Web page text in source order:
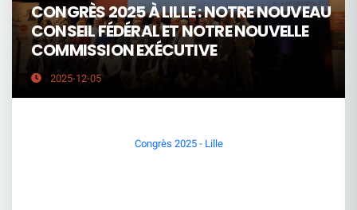
CONGRÈS 2025 À LILLE : NOTRE NOUVEAU
CONSEIL FÉDÉRAL ET NOTRE NOUVELLE
COMMISSION EXÉCUTIVE
2025-12-05
Congrès 2025 - Lille